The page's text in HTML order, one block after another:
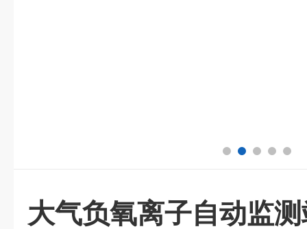
大气负氧离子自动监